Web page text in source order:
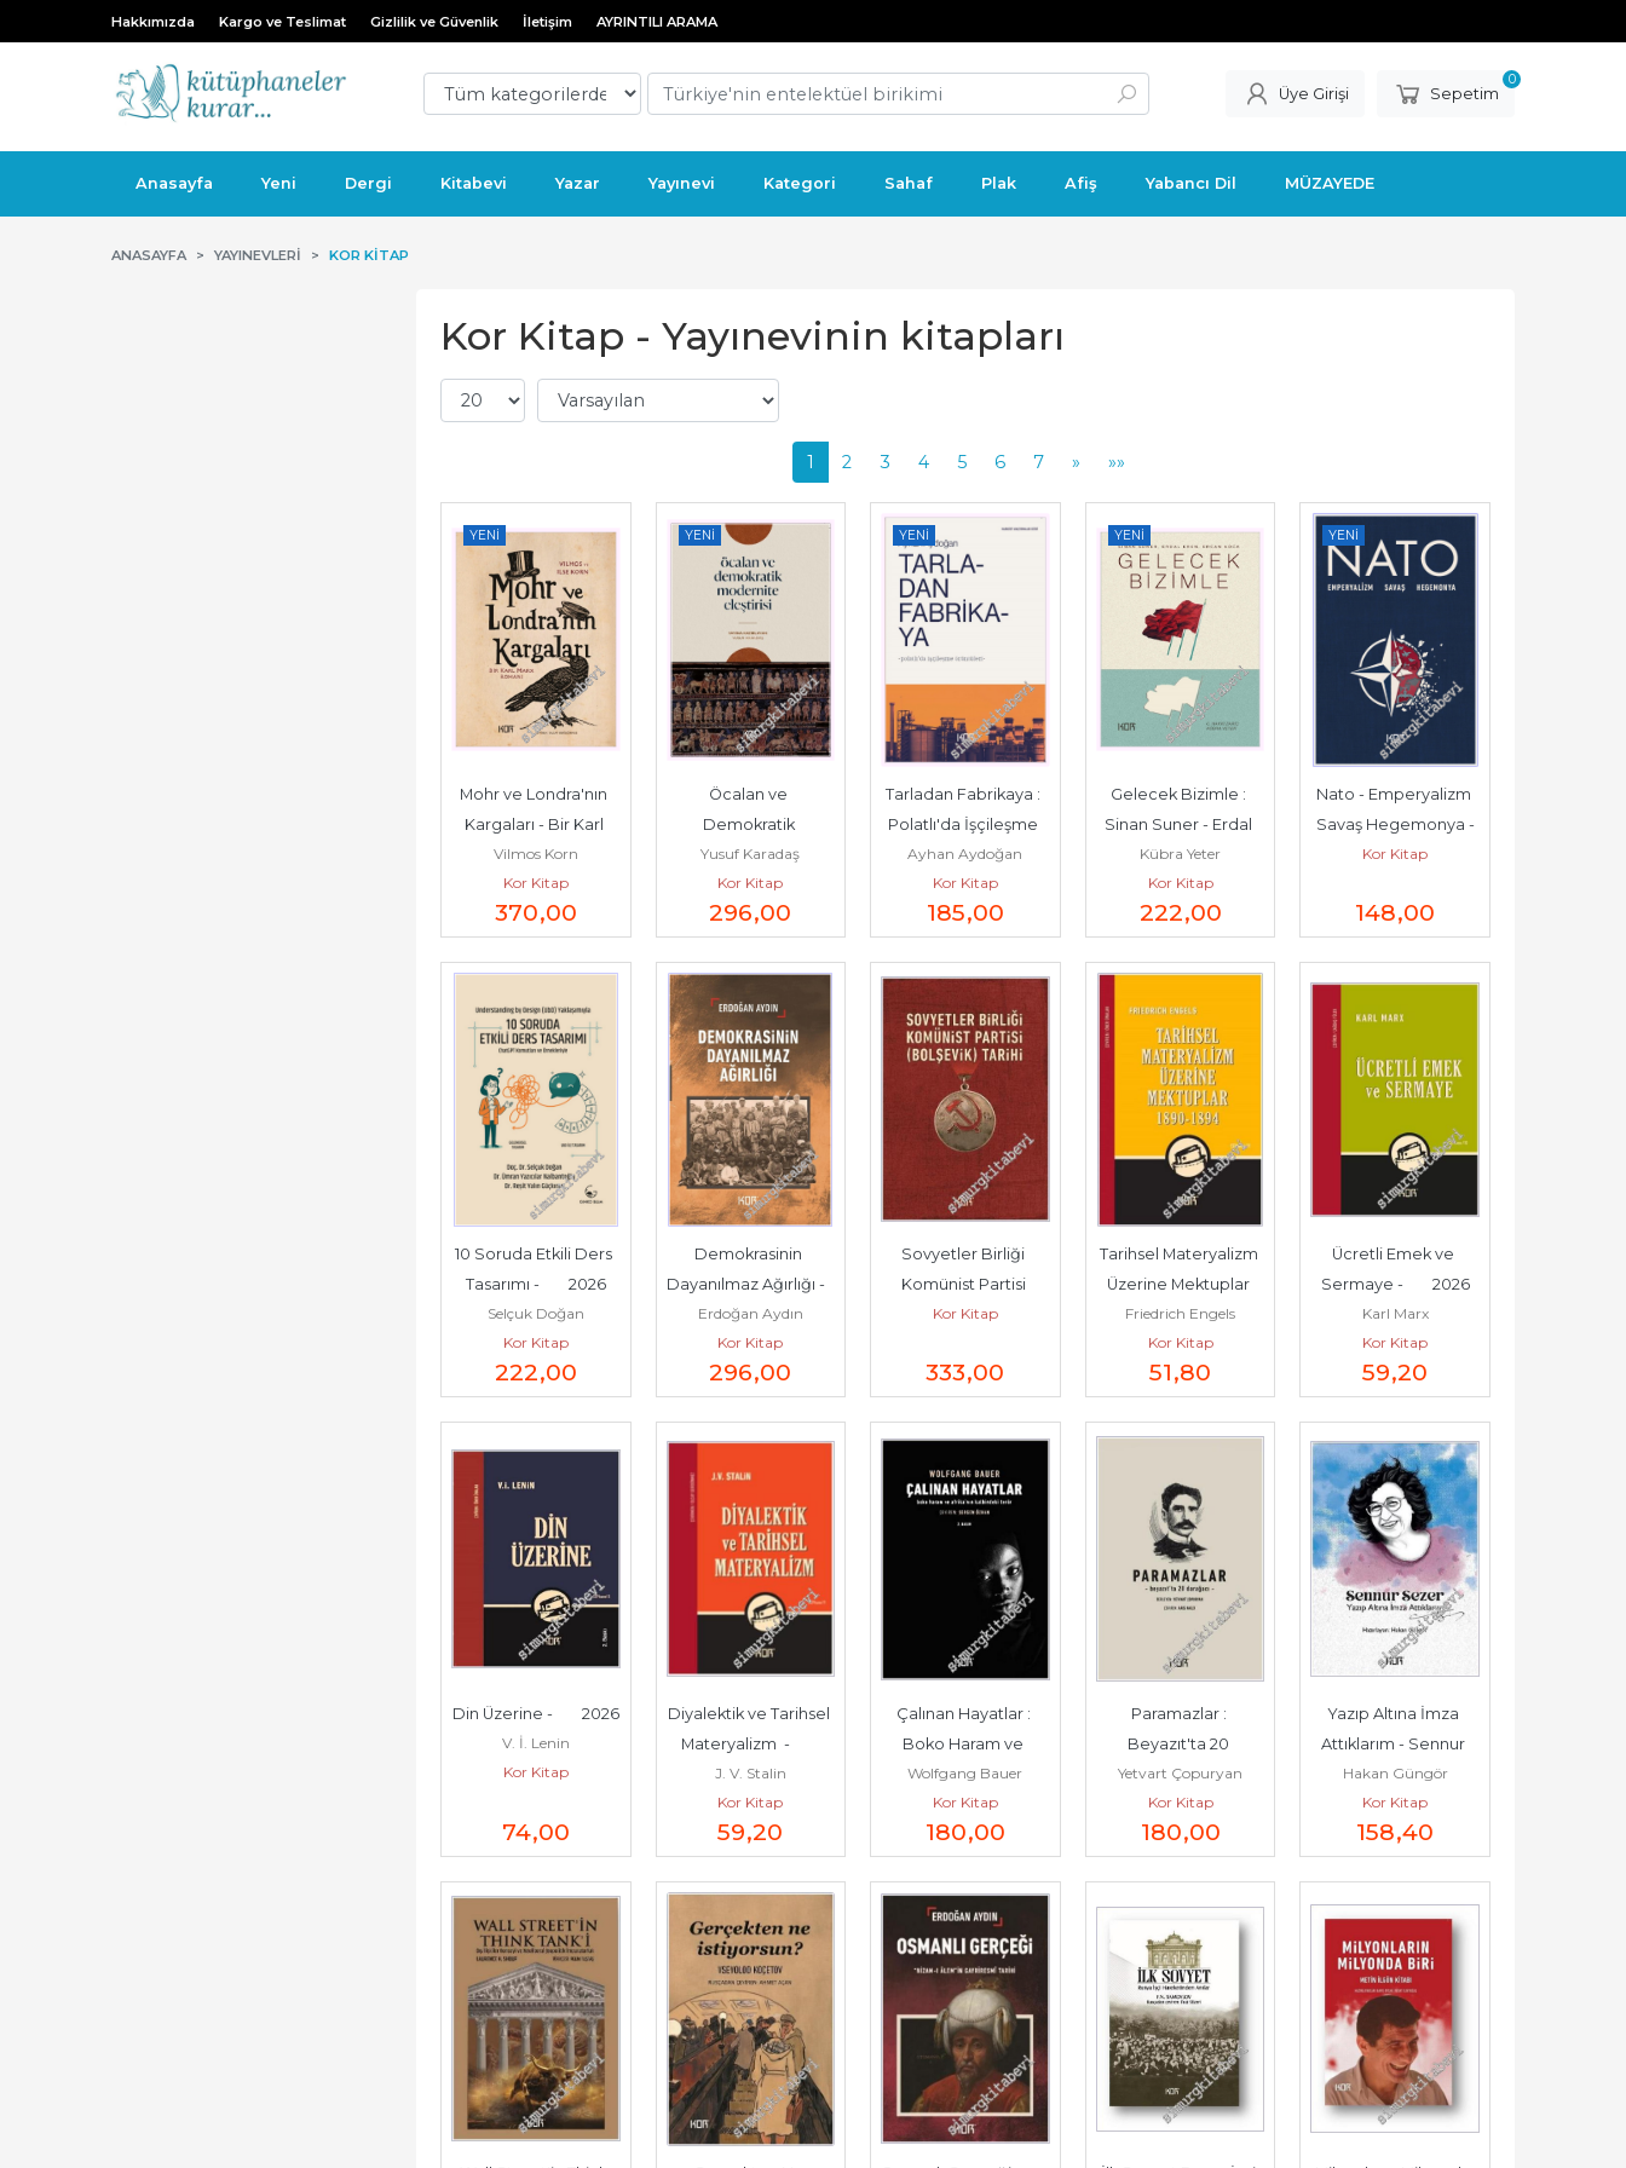
Hakkımızda Kargo ve Teslimat Gizlilik ve Güvenlik İletişim AYRINTILI ARAMA
Üye Girişi Sepetim
0
Anasayfa Yeni Dergi Kitabevi Yazar Yayınevi Kategori Sahaf Plak Afiş Yabancı Dil MÜZAYEDE
ANASAYFA YAYINEVLERI KOR KITAP
Kor Kitap - Yayınevinin kitapları
1 2 3 4 5 6 7 » »»
YENI
Mohr ve Londra'nın
Kargaları - Bir Karl
Marx Romanı -
Vilmos Korn
Kor Kitap
370,00
YENI
Öcalan ve
Demokratik
Modernite Eleştirisi -
Yusuf Karadaş
Kor Kitap
296,00
YENI
Tarladan Fabrikaya :
Polatlı'da İşçileşme
Örüntüleri -
Ayhan Aydoğan
Kor Kitap
185,00
YENI
Gelecek Bizimle :
Sinan Suner - Erdal
Eren - Ercan Koca -
Kübra Yeter
Kor Kitap
222,00
YENI
Nato - Emperyalizm
Savaş Hegemonya -
Kor Kitap
148,00
10 Soruda Etkili Ders
Tasarımı -        2026
Selçuk Doğan
Kor Kitap
222,00
Demokrasinin
Dayanılmaz Ağırlığı -
2026
Erdoğan Aydın
Kor Kitap
296,00
Sovyetler Birliği
Komünist Partisi
(Bolşevik) Tarihi -
Kor Kitap
333,00
Tarihsel Materyalizm
Üzerine Mektuplar
(1890-1894) -        2023
Friedrich Engels
Kor Kitap
51,80
Ücretli Emek ve
Sermaye -        2026
Karl Marx
Kor Kitap
59,20
Din Üzerine -        2026
V. İ. Lenin
Kor Kitap
74,00
Diyalektik ve Tarihsel
Materyalizm  -
2026
J. V. Stalin
Kor Kitap
59,20
Çalınan Hayatlar :
Boko Haram ve
Afrika'nın Kalbindeki
Terör -        2019
Wolfgang Bauer
Kor Kitap
180,00
Paramazlar :
Beyazıt'ta 20
Darağacı -        2023
Yetvart Çopuryan
Kor Kitap
180,00
Yazıp Altına İmza
Attıklarım - Sennur
Sezer -        2026
Hakan Güngör
Kor Kitap
158,40